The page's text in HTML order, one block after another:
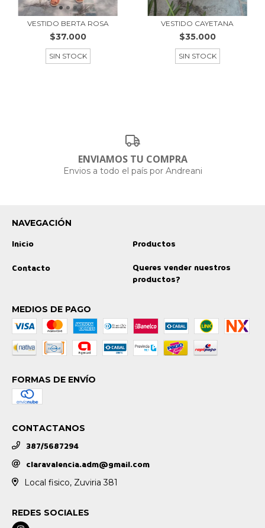
VESTIDO BERTA ROSA
$37.000
SIN STOCK
VESTIDO CAYETANA
$35.000
SIN STOCK
ENVIAMOS TU COMPRA
Envios a todo el país por Andreani
NAVEGACIÓN
Inicio Productos
Contacto
Queres vender nuestros
productos?
MEDIOS DE PAGO
FORMAS DE ENVÍO
CONTACTANOS
387/5687294
claravalencia.adm@gmail.com
Local fisico, Zuviria 381
REDES SOCIALES